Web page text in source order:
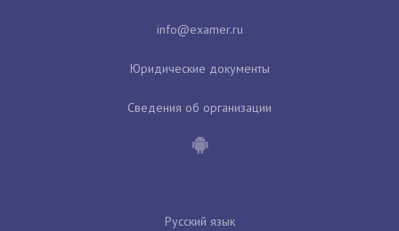
Юридические документы
Сведения об организации
Русский язык